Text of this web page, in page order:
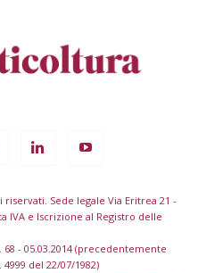
Sede legale Via Eritrea 21 -
IVA e Iscrizione al Registro delle
- 05.03.2014 (precedentemente
del 22/07/1982)